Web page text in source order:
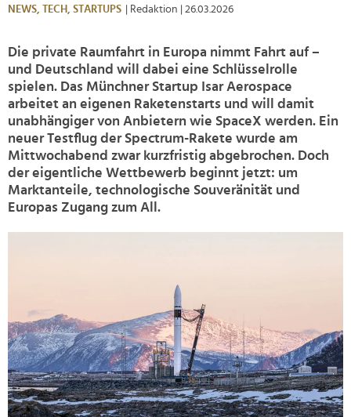
NEWS, TECH, STARTUPS | Redaktion | 26.03.2026
Die private Raumfahrt in Europa nimmt Fahrt auf –
und Deutschland will dabei eine Schlüsselrolle
spielen. Das Münchner Startup Isar Aerospace
arbeitet an eigenen Raketenstarts und will damit
unabhängiger von Anbietern wie SpaceX werden. Ein
neuer Testflug der Spectrum-Rakete wurde am
Mittwochabend zwar kurzfristig abgebrochen. Doch
der eigentliche Wettbewerb beginnt jetzt: um
Marktanteile, technologische Souveränität und
Europas Zugang zum All.